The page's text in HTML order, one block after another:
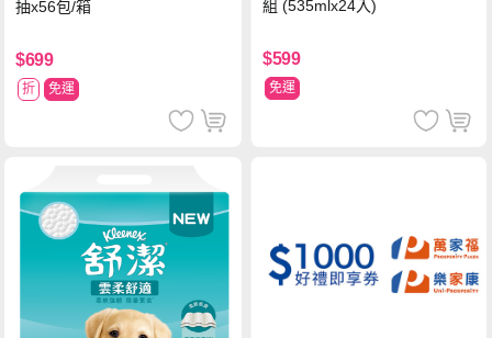
抽x56包/箱
$699
折 免運
組 (535mlx24入)
$599
免運